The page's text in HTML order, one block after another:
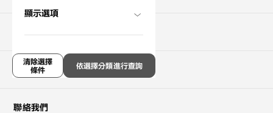
顯示選項
依選擇分類進行查詢
清除選擇
條件
支援服務
聯絡我們